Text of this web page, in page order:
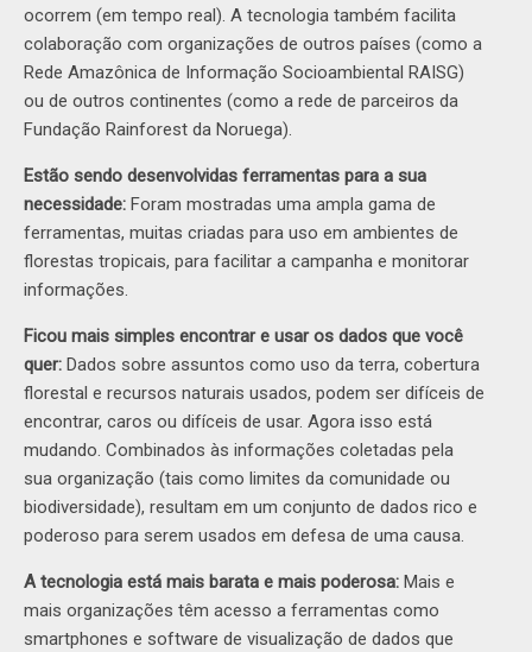
ocorrem (em tempo real). A tecnologia também facilita
colaboração com organizações de outros países (como a
Rede Amazônica de Informação Socioambiental RAISG)
ou de outros continentes (como a rede de parceiros da
Fundação Rainforest da Noruega).
Estão sendo desenvolvidas ferramentas para a sua
necessidade: Foram mostradas uma ampla gama de
ferramentas, muitas criadas para uso em ambientes de
florestas tropicais, para facilitar a campanha e monitorar
informações.
Ficou mais simples encontrar e usar os dados que você
quer: Dados sobre assuntos como uso da terra, cobertura
florestal e recursos naturais usados, podem ser difíceis de
encontrar, caros ou difíceis de usar. Agora isso está
mudando. Combinados às informações coletadas pela
sua organização (tais como limites da comunidade ou
biodiversidade), resultam em um conjunto de dados rico e
poderoso para serem usados em defesa de uma causa.
A tecnologia está mais barata e mais poderosa: Mais e
mais organizações têm acesso a ferramentas como
smartphones e software de visualização de dados que